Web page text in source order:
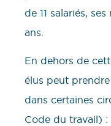
de 11 salariés,
ans.
En dehors de
élus peut
dans certaines
Code du travail) :